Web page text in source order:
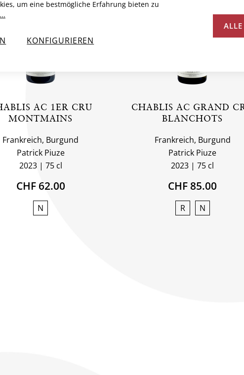
AC 1ER CRU
MONTMAINS
Frankreich, Burgund
Patrick Piuze
2023
75 cl
CHF 62.00
N
CHABLIS AC GRAND
BLANCHOTS
Frankreich, Burgund
Patrick Piuze
2023
75 cl
CHF 85.00
R N
um eine bestmögliche Erfahrung bieten zu
KONFIGURIEREN